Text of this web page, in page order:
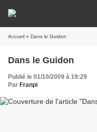
Accueil » Dans le Guidon
Dans le Guidon
Publié le 01/10/2009 à 19:29
Par Franpi